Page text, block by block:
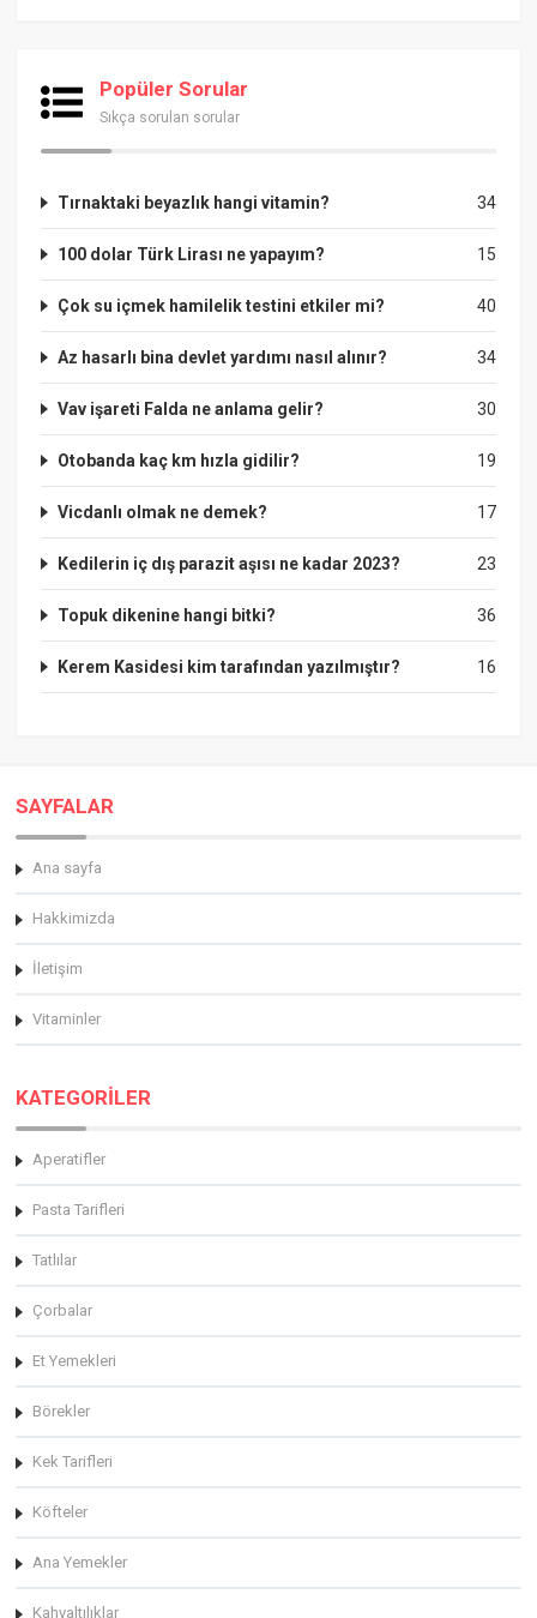
Popüler Sorular
Sıkça sorulan sorular
34
Tırnaktaki beyazlık hangi vitamin?
15
100 dolar Türk Lirası ne yapayım?
40
Çok su içmek hamilelik testini etkiler mi?
34
Az hasarlı bina devlet yardımı nasıl alınır?
30
Vav işareti Falda ne anlama gelir?
19
Otobanda kaç km hızla gidilir?
17
Vicdanlı olmak ne demek?
23
Kedilerin iç dış parazit aşısı ne kadar 2023?
36
Topuk dikenine hangi bitki?
16
Kerem Kasidesi kim tarafından yazılmıştır?
SAYFALAR
Ana sayfa
Hakkimizda
İletişim
Vitaminler
KATEGORİLER
Aperatifler
Pasta Tarifleri
Tatlılar
Çorbalar
Et Yemekleri
Börekler
Kek Tarifleri
Köfteler
Ana Yemekler
Kahvaltılıklar